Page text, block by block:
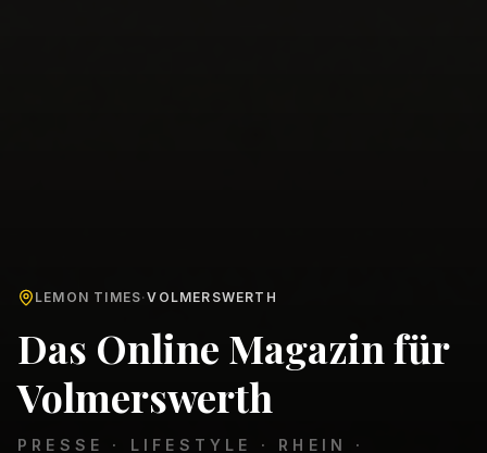
LEMON TIMES·VOLMERSWERTH
Das Online Magazin für
Volmerswerth
PRESSE · LIFESTYLE · RHEIN ·